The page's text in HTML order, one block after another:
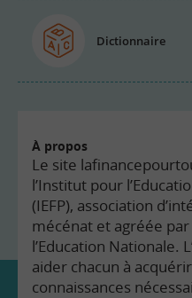
Dictionnaire
À propos
Le site
l’Institut pour
(IEFP), association
mécénat et agréée
l’Education Nationale.
aider chacun à
connaissances